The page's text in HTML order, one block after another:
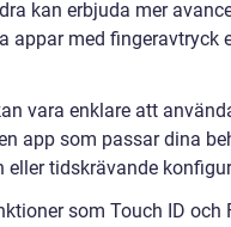
kan erbjuda mer
appar med fingeravtryck
vara enklare att
app som passar dina
tidskrävande
som Touch ID och